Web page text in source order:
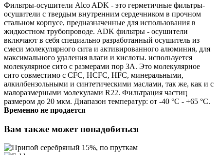
Фильтры-осушители Alco ADK - это герметичные фильтры-
осушители с твердым внутренним сердечником в прочном
стальном корпусе, предназначенные для использования в
жидкостном трубопроводе. ADK фильтры - осушители
включают в себя специально разработанный осушитель из
смеси молекулярного сита и активированного алюминия, для
максимального удаления влаги и кислоты. используется
молекулярное сито с размерами пор 3А. Это молекулярное
сито совместимо с CFC, HCFC, HFC, минеральными,
алкилбензольными и синтетическими маслами, так же, как и с
малоразмерными молекулами R22. Фильтрация частиц
размером до 20 мкм. Диапазон температур: от -40 °C - +65 °C.
Временно не продается
Вам также может понадобиться